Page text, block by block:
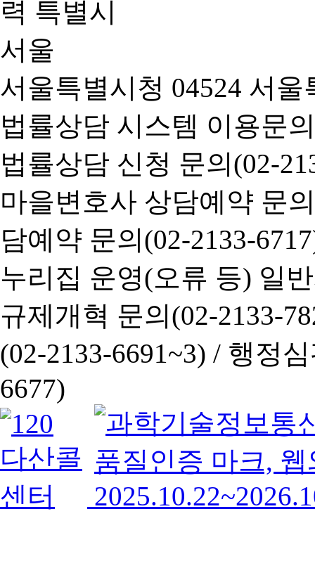
서울특별시청 04524 서
법률상담 시스템 이용문
법률상담 신청 문의(02-
마을변호사 상담예약 문
담예약 문의(02-2133-
누리집 운영(오류 등) 일
규제개혁 문의(02-2133-
(02-2133-6691~3) / 행정심
6677)